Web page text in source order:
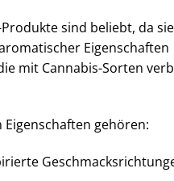
Produkte sind beliebt, da
Eigenschaften
mit Cannabis-Sorten
Eigenschaften gehören: